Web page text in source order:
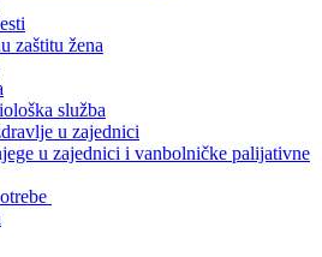
zaštitu žena
služba
u zajednici
u zajednici i vanbolničke palijativne